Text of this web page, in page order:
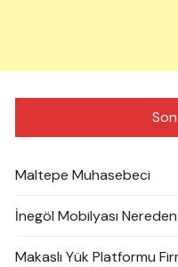
Maltepe Muhasebeci
İnegöl Mobilyası Nereden
Makaslı Yük Platformu